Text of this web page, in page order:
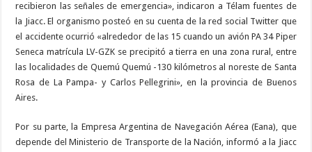
recibieron las señales de emergencia», indicaron a Télam fuentes de
la Jiacc. El organismo posteó en su cuenta de la red social Twitter que
el accidente ocurrió «alrededor de las 15 cuando un avión PA 34 Piper
Seneca matrícula LV-GZK se precipitó a tierra en una zona rural, entre
las localidades de Quemú Quemú -130 kilómetros al noreste de Santa
Rosa de La Pampa- y Carlos Pellegrini», en la provincia de Buenos
Aires.
Por su parte, la Empresa Argentina de Navegación Aérea (Eana), que
depende del Ministerio de Transporte de la Nación, informó a la Jiacc